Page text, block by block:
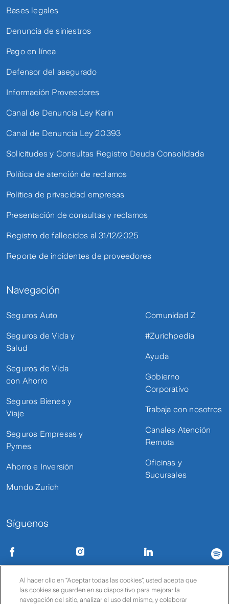
Bases legales
Denuncia de siniestros
Pago en línea
Defensor del asegurado
Información Proveedores
Canal de Denuncia Ley Karin
Canal de Denuncia Ley 20.393
Solicitudes y Consultas Registro Deuda Consolidada
Política de atención de reclamos
Política de privacidad empresas
Presentación de consultas y reclamos
Registro de fallecidos al 31/12/2025
Reporte de incidentes de proveedores
Navegación
Seguros Auto
Seguros de Vida y
Salud
Seguros de Vida
con Ahorro
Seguros Bienes y
Viaje
Seguros Empresas y
Pymes
Ahorro e Inversión
Mundo Zurich
Comunidad Z
#Zurichpedia
Ayuda
Gobierno
Corporativo
Trabaja con nosotros
Canales Atención
Remota
Oficinas y
Sucursales
Síguenos
Condiciones de uso Políticas de privacidad Política de cookies
© Zurich
Al hacer clic en “Aceptar todas las cookies”, usted acepta que
las cookies se guarden en su dispositivo para mejorar la
navegación del sitio, analizar el uso del mismo, y colaborar